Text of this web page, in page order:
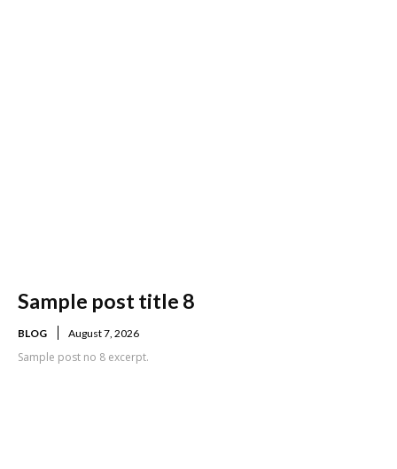
Sample post title 8
BLOG August 7, 2026
Sample post no 8 excerpt.